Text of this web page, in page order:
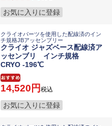
お気に入りに登録
クライオパーツを使用した配線済のイン
チ規格JBアッセンブリー
クライオ ジャズベース配線済ア
ッセンブリ インチ規格
CRYO -196℃
14,520 税込
お気に入りに登録